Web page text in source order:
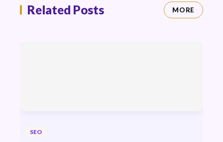
Related Posts MORE
SEO